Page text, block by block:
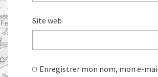
Site web
Enregistrer mon nom, mon e-